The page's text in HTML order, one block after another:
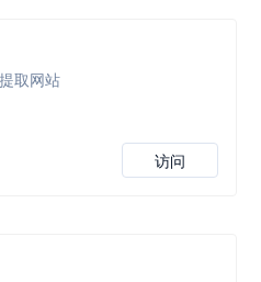
取网站
访问